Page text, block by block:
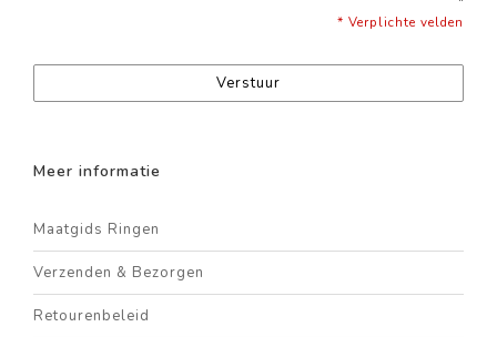
* Verplichte velden
Verstuur
Meer informatie
Maatgids Ringen
Verzenden & Bezorgen
Retourenbeleid